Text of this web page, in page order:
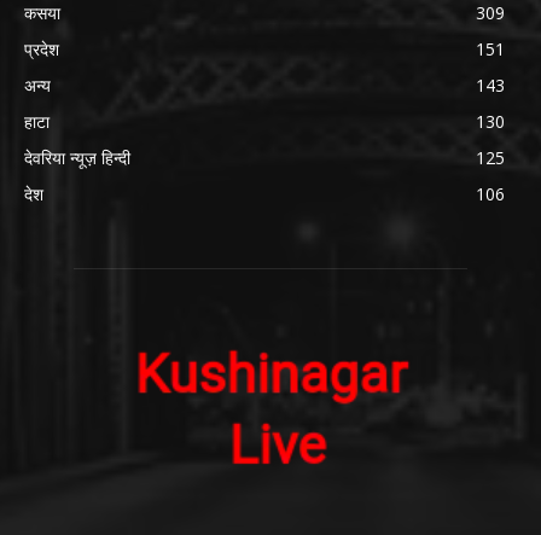
कसया
309
प्रदेश
151
अन्य
143
हाटा
130
देवरिया न्यूज़ हिन्दी
125
देश
106